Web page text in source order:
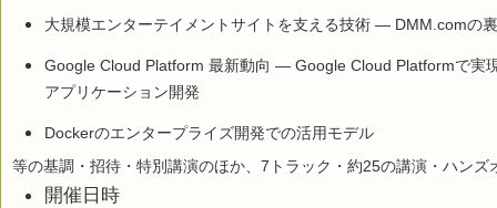
大規模エンターテイメントサイトを支える技術 ― DMM.comの
Google Cloud Platform 最新動向 ― Google Cloud Platformで実
アプリケーション開発
Dockerのエンタープライズ開発での活用モデル
等の基調・招待・特別講演のほか、7トラック・約25の講演・ハンズ
開催日時